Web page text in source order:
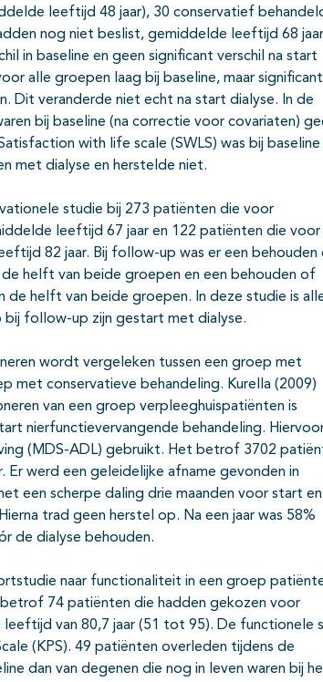
leeftijd 48 jaar), 30 conservatief
nog niet beslist, gemiddelde leeftijd 68
in baseline en geen significant verschil na start
alle groepen laag bij baseline, maar significant
Dit veranderde niet echt na start dialyse. In de
bij baseline (na correctie voor covariaten)
with life scale (SWLS) was bij
met dialyse en herstelde niet.
studie bij 273 patiënten die voor
leeftijd 67 jaar en 122 patiënten die voor
82 jaar. Bij follow-up was er een behouden
helft van beide groepen en een behouden of
helft van beide groepen. In deze studie is
bij follow-up zijn gestart met dialyse.
wordt vergeleken tussen een groep met
met conservatieve behandeling. Kurella (2009)
van een groep verpleeghuispatiënten is
nierfunctievervangende behandeling.
(MDS-ADL) gebruikt. Het betrof 3702
werd een geleidelijke afname gevonden in
een scherpe daling drie maanden voor start en
trad geen herstel op. Na een jaar was 58%
de dialyse behouden.
naar functionaliteit in een groep
74 patiënten die hadden gekozen voor
van 80,7 jaar (51 tot 95). De functionele
(KPS). 49 patiënten overleden tijdens de
dan van degenen die nog in leven waren bij